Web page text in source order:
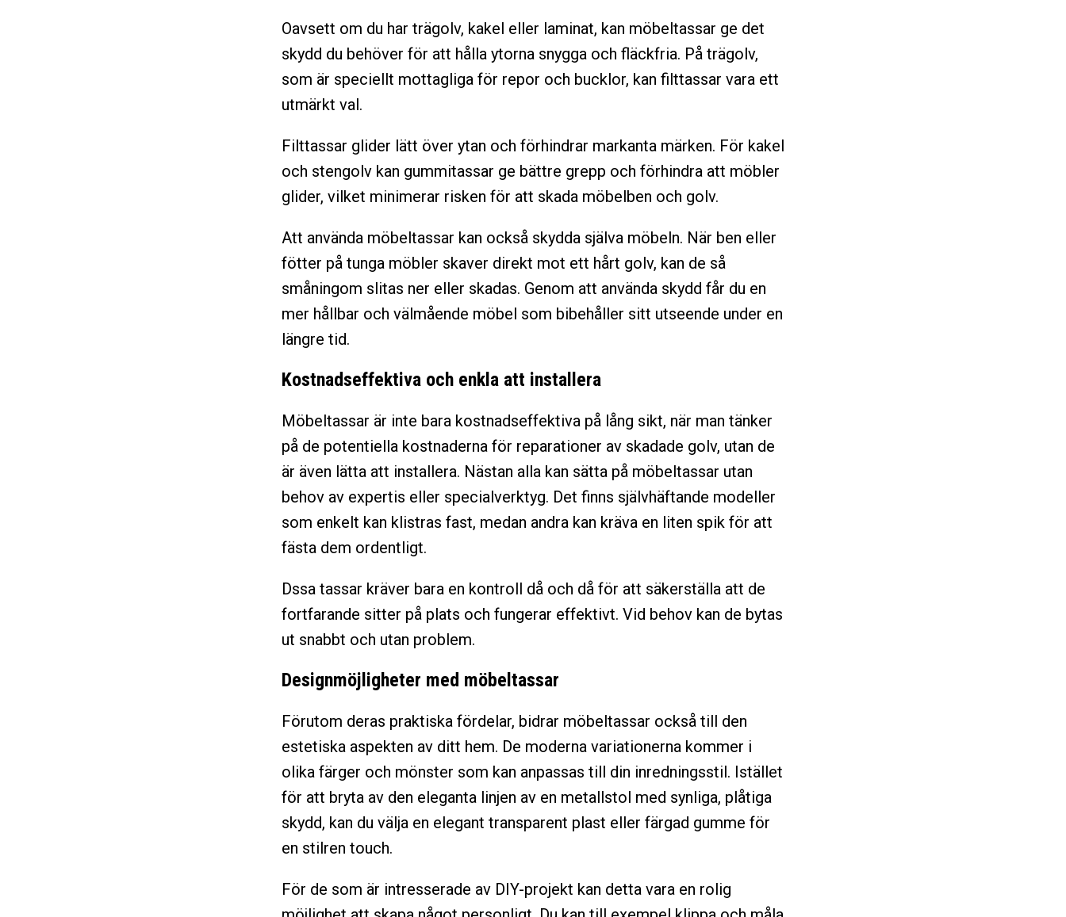
Oavsett om du har trägolv, kakel eller laminat, kan möbeltassar ge det
skydd du behöver för att hålla ytorna snygga och fläckfria. På trägolv,
som är speciellt mottagliga för repor och bucklor, kan filttassar vara ett
utmärkt val.
Filttassar glider lätt över ytan och förhindrar markanta märken. För kakel
och stengolv kan gummitassar ge bättre grepp och förhindra att möbler
glider, vilket minimerar risken för att skada möbelben och golv.
Att använda möbeltassar kan också skydda själva möbeln. När ben eller
fötter på tunga möbler skaver direkt mot ett hårt golv, kan de så
småningom slitas ner eller skadas. Genom att använda skydd får du en
mer hållbar och välmående möbel som bibehåller sitt utseende under en
längre tid.
Kostnadseffektiva och enkla att installera
Möbeltassar är inte bara kostnadseffektiva på lång sikt, när man tänker
på de potentiella kostnaderna för reparationer av skadade golv, utan de
är även lätta att installera. Nästan alla kan sätta på möbeltassar utan
behov av expertis eller specialverktyg. Det finns självhäftande modeller
som enkelt kan klistras fast, medan andra kan kräva en liten spik för att
fästa dem ordentligt.
Dssa tassar kräver bara en kontroll då och då för att säkerställa att de
fortfarande sitter på plats och fungerar effektivt. Vid behov kan de bytas
ut snabbt och utan problem.
Designmöjligheter med möbeltassar
Förutom deras praktiska fördelar, bidrar möbeltassar också till den
estetiska aspekten av ditt hem. De moderna variationerna kommer i
olika färger och mönster som kan anpassas till din inredningsstil. Istället
för att bryta av den eleganta linjen av en metallstol med synliga, plåtiga
skydd, kan du välja en elegant transparent plast eller färgad gumme för
en stilren touch.
För de som är intresserade av DIY-projekt kan detta vara en rolig